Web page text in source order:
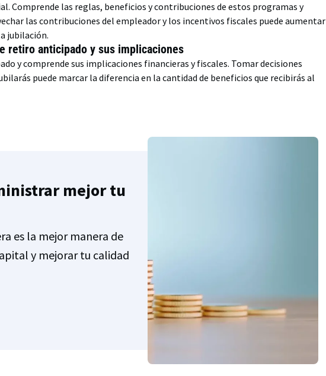
Comprende las reglas, beneficios y contribuciones de estos programas y
las contribuciones del empleador y los incentivos fiscales puede aumentar
jubilación.
retiro anticipado y sus implicaciones
y comprende sus implicaciones financieras y fiscales. Tomar decisiones
puede marcar la diferencia en la cantidad de beneficios que recibirás al
mejor tu
es la mejor manera de
y mejorar tu calidad